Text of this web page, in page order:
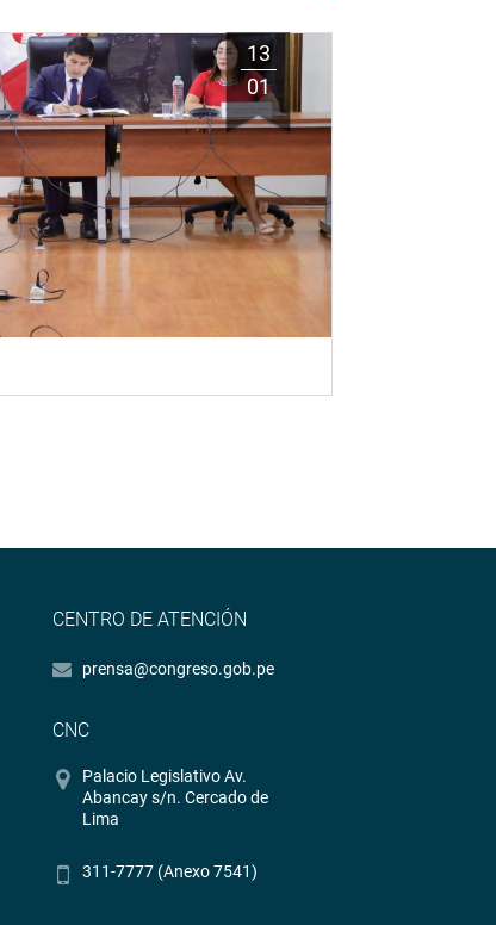
13
01
CENTRO DE ATENCIÓN
prensa@congreso.gob.pe
CNC
Palacio Legislativo Av.
Abancay s/n. Cercado de
Lima
311-7777 (Anexo 7541)